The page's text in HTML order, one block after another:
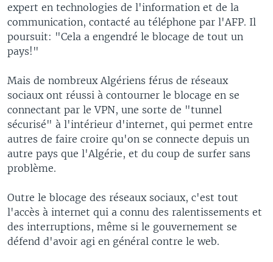
expert en technologies de l'information et de la
communication, contacté au téléphone par l'AFP. Il
poursuit: "Cela a engendré le blocage de tout un
pays!"
Mais de nombreux Algériens férus de réseaux
sociaux ont réussi à contourner le blocage en se
connectant par le VPN, une sorte de "tunnel
sécurisé" à l'intérieur d'internet, qui permet entre
autres de faire croire qu'on se connecte depuis un
autre pays que l'Algérie, et du coup de surfer sans
problème.
Outre le blocage des réseaux sociaux, c'est tout
l'accès à internet qui a connu des ralentissements et
des interruptions, même si le gouvernement se
défend d'avoir agi en général contre le web.